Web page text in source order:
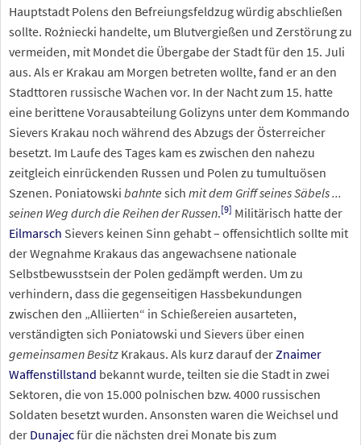
Hauptstadt Polens den Befreiungsfeldzug würdig abschließen
sollte. Rożniecki handelte, um Blutvergießen und Zerstörung zu
vermeiden, mit Mondet die Übergabe der Stadt für den 15. Juli
aus. Als er Krakau am Morgen betreten wollte, fand er an den
Stadttoren russische Wachen vor. In der Nacht zum 15. hatte
eine berittene Vorausabteilung Golizyns unter dem Kommando
Sievers Krakau noch während des Abzugs der Österreicher
besetzt. Im Laufe des Tages kam es zwischen den nahezu
zeitgleich einrückenden Russen und Polen zu tumultuösen
Szenen. Poniatowski bahnte sich mit dem Griff seines Säbels ...
seinen Weg durch die Reihen der Russen.[9] Militärisch hatte der
Eilmarsch Sievers keinen Sinn gehabt – offensichtlich sollte mit
der Wegnahme Krakaus das angewachsene nationale
Selbstbewusstsein der Polen gedämpft werden. Um zu
verhindern, dass die gegenseitigen Hassbekundungen
zwischen den „Alliierten“ in Schießereien ausarteten,
verständigten sich Poniatowski und Sievers über einen
gemeinsamen Besitz Krakaus. Als kurz darauf der Znaimer
Waffenstillstand bekannt wurde, teilten sie die Stadt in zwei
Sektoren, die von 15.000 polnischen bzw. 4000 russischen
Soldaten besetzt wurden. Ansonsten waren die Weichsel und
der Dunajecfür die nächsten drei Monate bis zum